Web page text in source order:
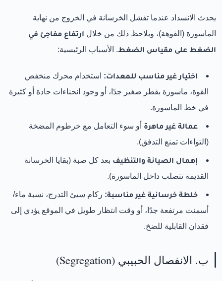
يحدث الانسداد عندما تفشل الخرسانة في الخروج من نهاية
الماسورة (الفوهة)، ويلاحظ ذلك من خلال ارتفاع مفاجئ في
الضغط على مقياس الضغط. الأسباب الرئيسية:
اختيار غير مناسب للمعدات: استخدام محرك منخفض
القوة، ماسورة بقطر صغير جدًا، أو وجود انحناءات حادة أو كثيرة
في خط الماسورة.
عمالة غير ماهرة أو سوء التعامل مع خرطوم المضخة
(التواءات تمنع التدفق).
إهمال الصيانة والتنظيف بعد كل صبة (بقايا الخرسانة
القديمة تتصلب داخل الماسورة).
خلطة خرسانية غير مناسبة: ركام سيئ التدرج، نسبة ماء/
أسمنت مرتفعة جدًا، أو وقت انتظار طويل في الموقع يؤدي إلى
فقدان القابلية للضخ.
ب. الانفصال الحبيبي (Segregation)